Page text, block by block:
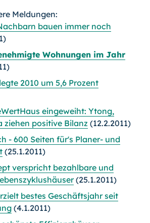
Meldungen:
bauen immer noch
Wohnungen im Jahr
2010 um 5,6 Prozent
eingeweiht: Ytong,
ziehen positive Bilanz (12.2.2011)
- 600 Seiten für's Planer- und
(25.1.2011)
verspricht bezahlbare und
(25.1.2011)
bestes Geschäftsjahr seit
(4.1.2011)